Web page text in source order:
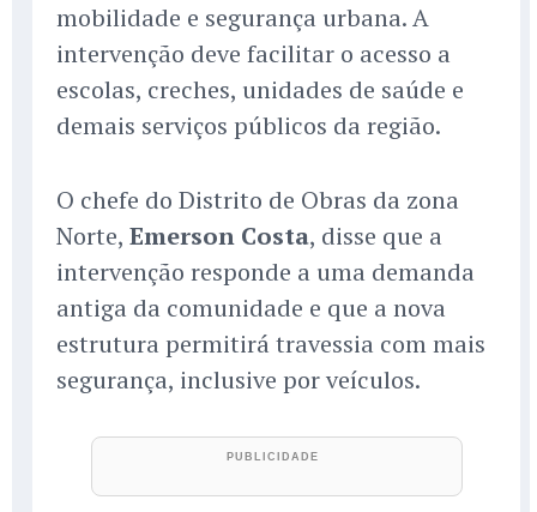
mobilidade e segurança urbana. A
intervenção deve facilitar o acesso a
escolas, creches, unidades de saúde e
demais serviços públicos da região.
O chefe do Distrito de Obras da zona
Norte, Emerson Costa, disse que a
intervenção responde a uma demanda
antiga da comunidade e que a nova
estrutura permitirá travessia com mais
segurança, inclusive por veículos.